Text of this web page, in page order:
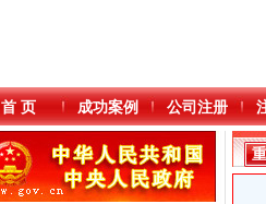
首 页 成功案例 公司注册